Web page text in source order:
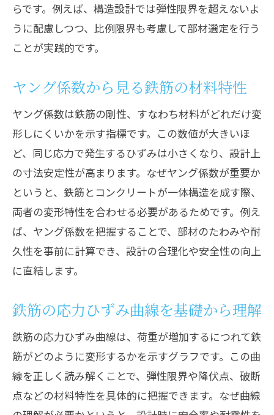
らです。例えば、構造設計では弾性限界を超えないよ
うに配慮しつつ、比例限界も考慮して部材選定を行う
ことが実践的です。
ヤング係数から見る鉄筋の材料特性
ヤング係数は鉄筋の剛性、すなわち材料がどれだけ変
形しにくいかを示す指標です。この数値が大きいほ
ど、同じ応力で発生するひずみは小さくなり、設計上
の寸法安定性が高まります。なぜヤング係数が重要か
というと、鉄筋とコンクリートが一体構造を成す際、
両者の変形特性を合わせる必要があるためです。例え
ば、ヤング係数を把握することで、部材のたわみや耐
久性を事前に計算でき、設計の合理化や安全性の向上
に直結します。
鉄筋の応力ひずみ曲線を基礎から理解
鉄筋の応力ひずみ曲線は、荷重が増加するにつれて鉄
筋がどのように変形するかを示すグラフです。この曲
線を正しく読み解くことで、弾性限界や降伏点、破断
点などの材料特性を具体的に把握できます。なぜ曲線